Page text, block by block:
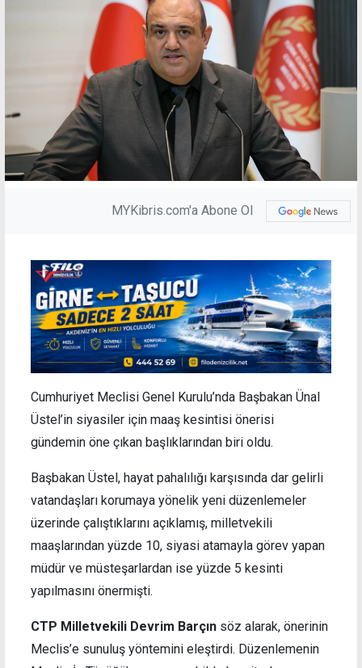
MYKibris.com'a Abone Ol
Cumhuriyet Meclisi Genel Kurulu’nda Başbakan Ünal
Üstel’in siyasiler için maaş kesintisi önerisi
gündemin öne çıkan başlıklarından biri oldu.
Başbakan Üstel, hayat pahalılığı karşısında dar gelirli
vatandaşları korumaya yönelik yeni düzenlemeler
üzerinde çalıştıklarını açıklamış, milletvekili
maaşlarından yüzde 10, siyasi atamayla görev yapan
müdür ve müsteşarlardan ise yüzde 5 kesinti
yapılmasını önermişti.
CTP Milletvekili Devrim Barçın söz alarak, önerinin
Meclis’e sunuluş yöntemini eleştirdi. Düzenlemenin